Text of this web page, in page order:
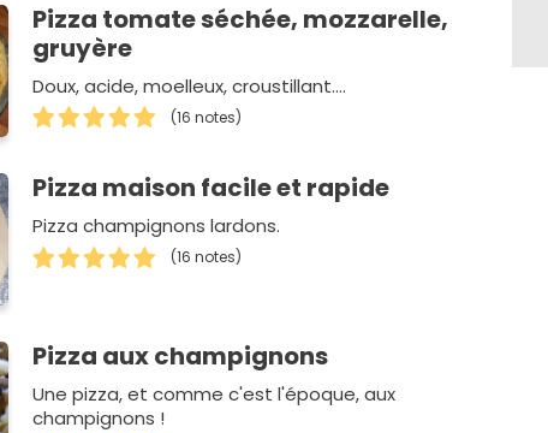
Pizza tomate séchée, mozzarelle,
gruyère
Doux, acide, moelleux, croustillant....
(16 notes)
Pizza maison facile et rapide
Pizza champignons lardons.
(16 notes)
Pizza aux champignons
Une pizza, et comme c'est l'époque, aux
champignons !